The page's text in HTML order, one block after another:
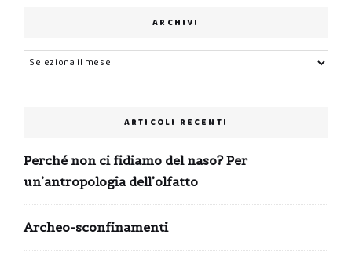
ARCHIVI
Archivi
ARTICOLI RECENTI
Perché non ci fidiamo del naso? Per
un’antropologia dell’olfatto
Archeo-sconfinamenti